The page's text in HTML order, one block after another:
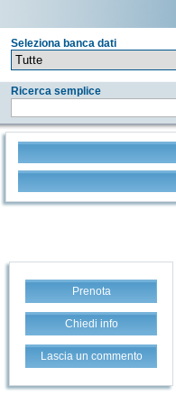
Seleziona banca dati
Ricerca semplice
Prenota
Chiedi info
Lascia un commento